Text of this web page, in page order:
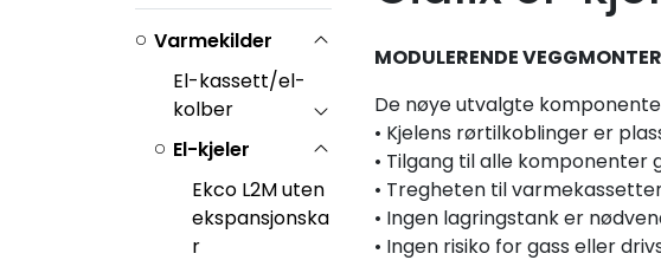
Varmekilder
El-kassett/el-
kolber
El-kjeler
Ekco L2M uten
ekspansjonska
r
MODULERENDE
De nøye utvalgte
• Kjelens rørtilkoblinger er
• Tilgang til alle komponenter
• Tregheten til
• Ingen lagringstank er
• Ingen risiko for gass eller